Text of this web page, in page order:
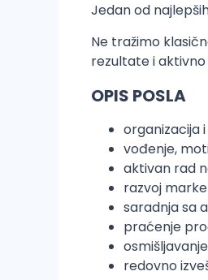
Jedan od
Ne tražimo
rezultate i
OPIS POSLA
organizacija
vođenje,
aktivan rad
razvoj
saradnja sa
praćenje
redovno